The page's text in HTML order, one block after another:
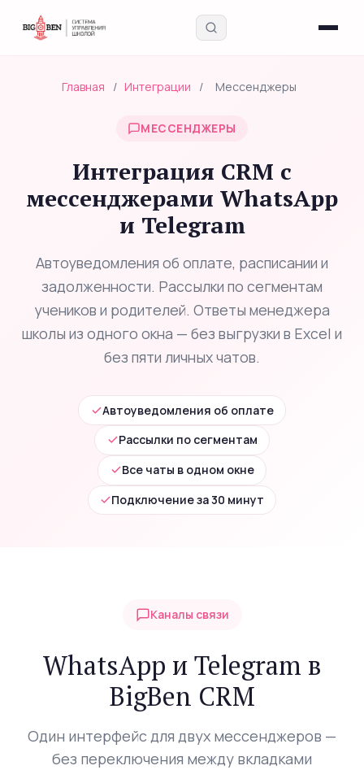
Введите запрос — найдём в блоге, интервью,
академии и инструментах
Главная / Интеграции / Мессенджеры
МЕССЕНДЖЕРЫ
Интеграция CRM с
мессенджерами WhatsApp
и Telegram
Автоуведомления об оплате, расписании и
задолженности. Рассылки по сегментам
учеников и родителей. Ответы менеджера
школы из одного окна — без выгрузки в Excel и
без пяти личных чатов.
Автоуведомления об оплате
Рассылки по сегментам
Все чаты в одном окне
Подключение за 30 минут
Каналы связи
WhatsApp и Telegram в
BigBen CRM
Один интерфейс для двух мессенджеров —
без переключения между вкладками